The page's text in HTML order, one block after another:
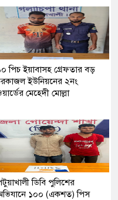
পিচ ইয়াবাসহ গ্রেফতার বড়
ইউনিয়নের ২নং
মেহেদী মোল্লা
ডিবি পুলিশের
১০০ (একশত) পিস